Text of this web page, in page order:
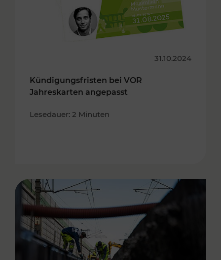
31.10.2024
Kündigungsfristen bei VOR
Jahreskarten angepasst
Lesedauer: 2 Minuten